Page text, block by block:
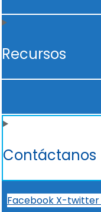
Recursos
Contáctanos
Facebook X-twitter